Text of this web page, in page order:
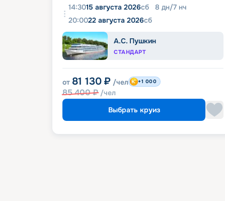
14:3015 августа 2026сб 8 дн/7 нч
20:0022 августа 2026сб
А.С. Пушкин
СТАНДАРТ
от 81 130 ₽ /чел
85 400₽ /чел
+1 000
Выбрать круиз